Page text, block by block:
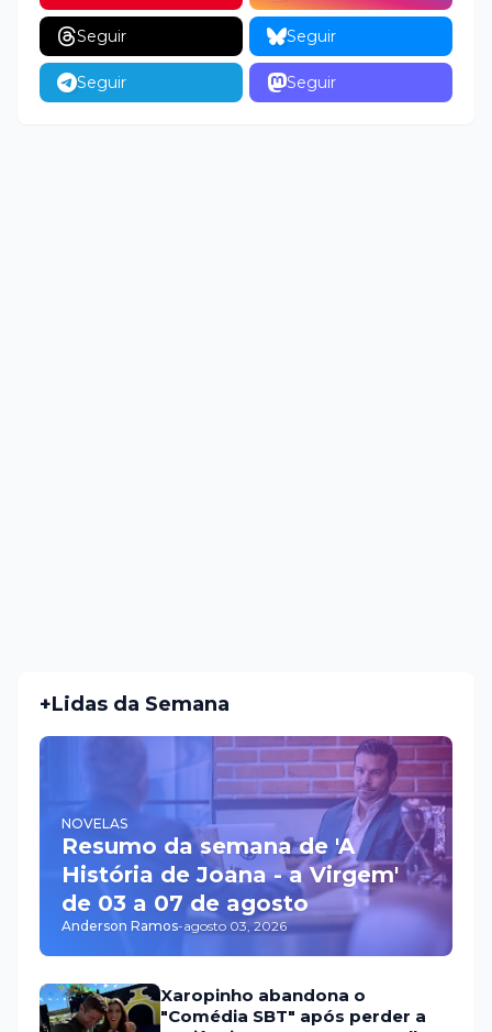
Seguir Seguir
Seguir Seguir
+Lidas da Semana
NOVELAS
Resumo da semana de 'A
História de Joana - a Virgem'
de 03 a 07 de agosto
Anderson Ramos-agosto 03, 2026
Xaropinho abandona o
"Comédia SBT" após perder a